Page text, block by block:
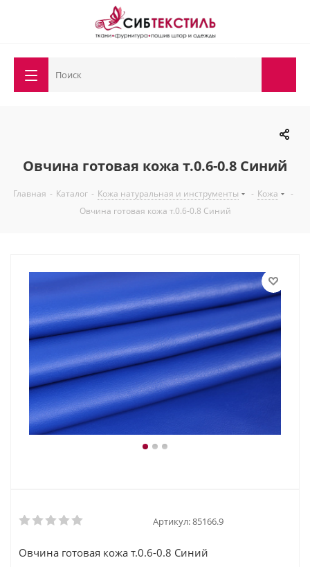
Овчина готовая кожа т.0.6-0.8 Синий
Главная - Каталог - Кожа натуральная и инструменты - Кожа
-
Овчина готовая кожа т.0.6-0.8 Синий
Артикул:85166.9
Овчина готовая кожа т.0.6-0.8 Синий